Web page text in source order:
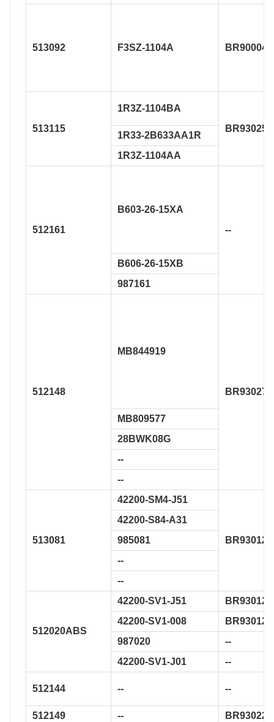
513092 F3SZ-1104A BR900048
513115
1R3Z-1104BA
BR930250
1R33-2B633AA1R
1R3Z-1104AA
512161
B603-26-15XA
--
B606-26-15XB
987161
512148
MB844919
BR930271
MB809577
28BWK08G
--
--
513081
42200-SM4-J51
BR930124
42200-S84-A31
985081
--
--
512020ABS
42200-SV1-J51
BR930126
42200-SV1-008
BR930129
987020
--
42200-SV1-J01
--
512144 -- --
512149 -- BR930223